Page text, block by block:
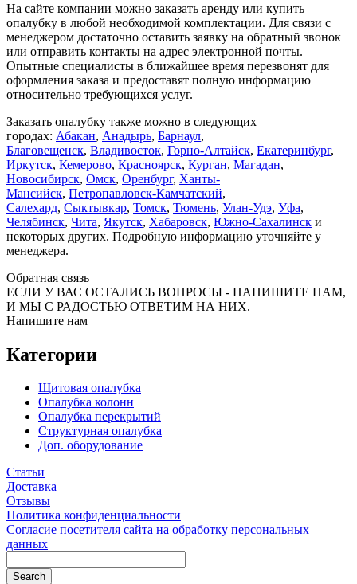
На сайте компании можно заказать аренду или купить
опалубку в любой необходимой комплектации. Для связи с
менеджером достаточно оставить заявку на обратный звонок
или отправить контакты на адрес электронной почты.
Опытные специалисты в ближайшее время перезвонят для
оформления заказа и предоставят полную информацию
относительно требующихся услуг.
Заказать опалубку также можно в следующих
городах: Абакан, Анадырь, Барнаул,
Благовещенск, Владивосток, Горно-Алтайск, Екатеринбург,
Иркутск, Кемерово, Красноярск, Курган, Магадан,
Новосибирск, Омск, Оренбург, Ханты-
Мансийск, Петропавловск-Камчатский,
Салехард, Сыктывкар, Томск, Тюмень, Улан-Удэ, Уфа,
Челябинск, Чита, Якутск, Хабаровск, Южно-Сахалинск и
некоторых других. Подробную информацию уточняйте у
менеджера.
Обратная связь
ЕСЛИ У ВАС ОСТАЛИСЬ ВОПРОСЫ - НАПИШИТЕ НАМ,
И МЫ С РАДОСТЬЮ ОТВЕТИМ НА НИХ.
Напишите нам
Категории
Щитовая опалубка
Опалубка колонн
Опалубка перекрытий
Структурная опалубка
Доп. оборудование
Статьи
Доставка
Отзывы
Политика конфиденциальности
Согласие посетителя сайта на обработку персональных
данных